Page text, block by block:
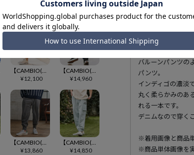
【CAMBIO(カンビオ)】【予約販売カラー・サイズにより納期異なる】 オールラウンドストレッチテーパードパンツ(BP-BFS0086)
¥12,100
【CAMBIO(カンビオ)】 カーブパンツ（デニムペインター）(BP-BDA0002)
¥14,960
【CAMBIO(カンビオ)】裾タックテーパードZIPパンツ(HLCM0203)
¥13,860
【CAMBIO(カンビオ)】 ヒッコリーデニムZIPカーゴパンツ(HLCM0245)
¥14,850
175cm B90-W73-
バルーンパンツの
パンツ。
インディゴの濃淡
丸く柔らかみのあ
れる一本です。
デニムなので穿く
※着用画像と商品
※商品単体画像を